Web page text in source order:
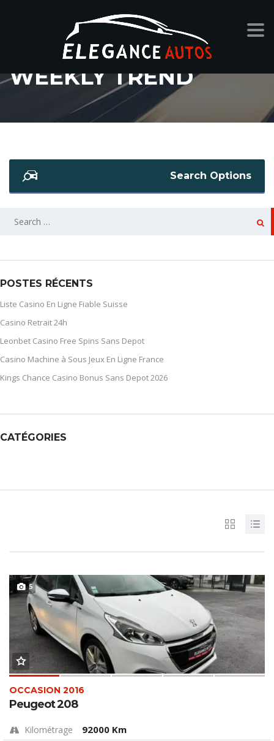
WEEKLY TREND
Search Options
SEARCH
POSTES RÉCENTS
Liste Casino En Ligne Fiable Suisse
Casino Retrait 24h
Leonbet Casino Free Spins Sans Depot
Casino Machine à Sous Jeux En Ligne France
Kings Chance Casino Bonus Sans Depot 2026
CATÉGORIES
5
OCCASION 2016
Peugeot 208
Kilométrage 92000 Km